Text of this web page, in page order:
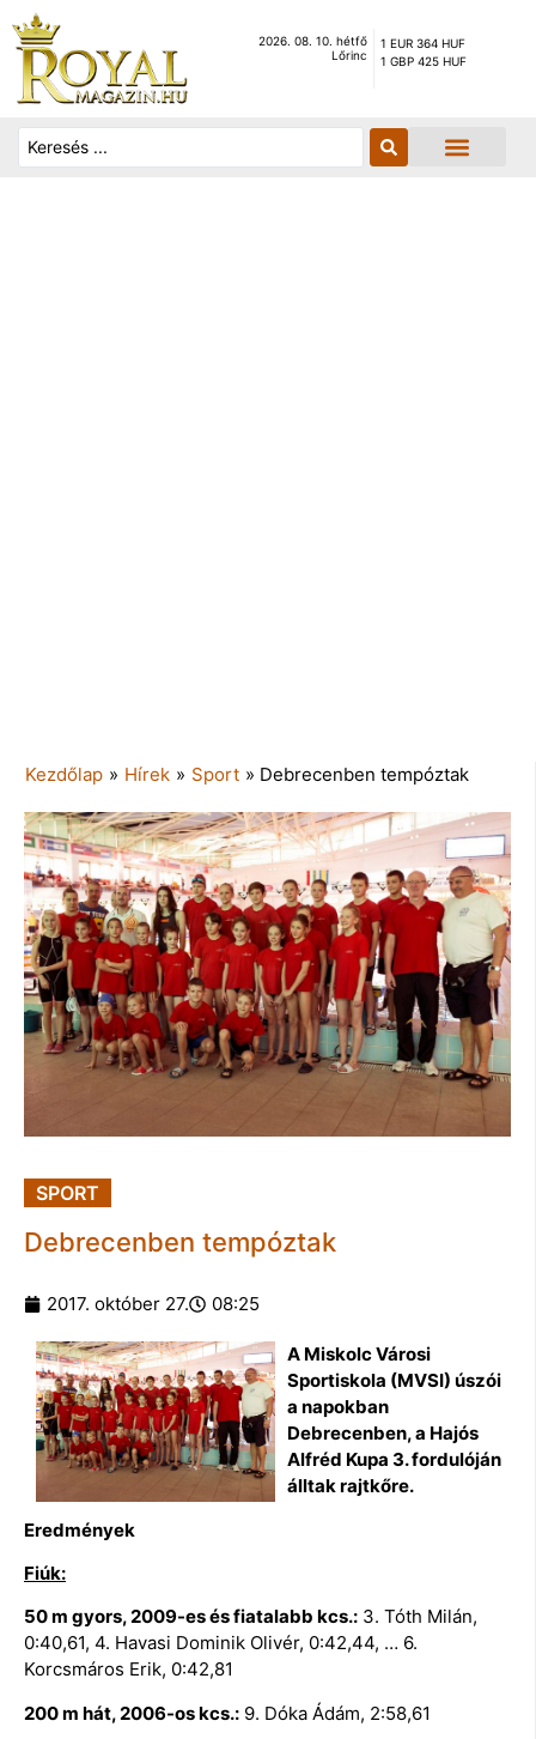
2026. 08. 10. hétfő
Lőrinc
1 EUR 364 HUF
1 GBP 425 HUF
Kezdőlap » Hírek » Sport » Debrecenben tempóztak
SPORT
Debrecenben tempóztak
2017. október 27. 08:25
A Miskolc Városi
Sportiskola (MVSI) úszói
a napokban
Debrecenben, a Hajós
Alfréd Kupa 3. fordulóján
álltak rajtkőre.
Eredmények
Fiúk:
50 m gyors, 2009-es és fiatalabb kcs.: 3. Tóth Milán,
0:40,61, 4. Havasi Dominik Olivér, 0:42,44, … 6.
Korcsmáros Erik, 0:42,81
200 m hát, 2006-os kcs.: 9. Dóka Ádám, 2:58,61